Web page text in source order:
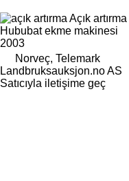
Açık artırma
Hububat ekme makinesi
2003
Norveç, Telemark
Landbruksauksjon.no AS
Satıcıyla iletişime geç